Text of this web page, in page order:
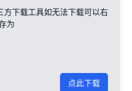
方下载工具如无法下载可以右
为
点此下载